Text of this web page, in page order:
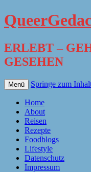
ERLEBT –
GESEHEN
Menü Springe zum
Home
About
Reisen
Rezepte
Foodblogs
Lifestyle
Datenschutz
Impressum